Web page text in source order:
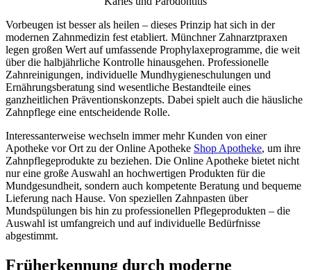
Vorbeugen ist besser als heilen – dieses Prinzip hat sich in der
modernen Zahnmedizin fest etabliert. Münchner Zahnarztpraxen
legen großen Wert auf umfassende Prophylaxeprogramme, die weit
über die halbjährliche Kontrolle hinausgehen. Professionelle
Zahnreinigungen, individuelle Mundhygieneschulungen und
Ernährungsberatung sind wesentliche Bestandteile eines
ganzheitlichen Präventionskonzepts. Dabei spielt auch die häusliche
Zahnpflege eine entscheidende Rolle.
Interessanterweise wechseln immer mehr Kunden von einer
Apotheke vor Ort zu der Online Apotheke Shop Apotheke, um ihre
Zahnpflegeprodukte zu beziehen. Die Online Apotheke bietet nicht
nur eine große Auswahl an hochwertigen Produkten für die
Mundgesundheit, sondern auch kompetente Beratung und bequeme
Lieferung nach Hause. Von speziellen Zahnpasten über
Mundspülungen bis hin zu professionellen Pflegeprodukten – die
Auswahl ist umfangreich und auf individuelle Bedürfnisse
abgestimmt.
Früherkennung durch moderne